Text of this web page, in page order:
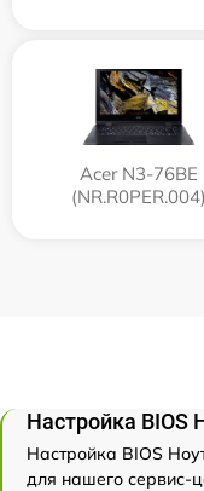
Acer N3-76BE
(NR.R0PER.004)
Настройка BIOS
Настройка BIOS
для нашего сервис-